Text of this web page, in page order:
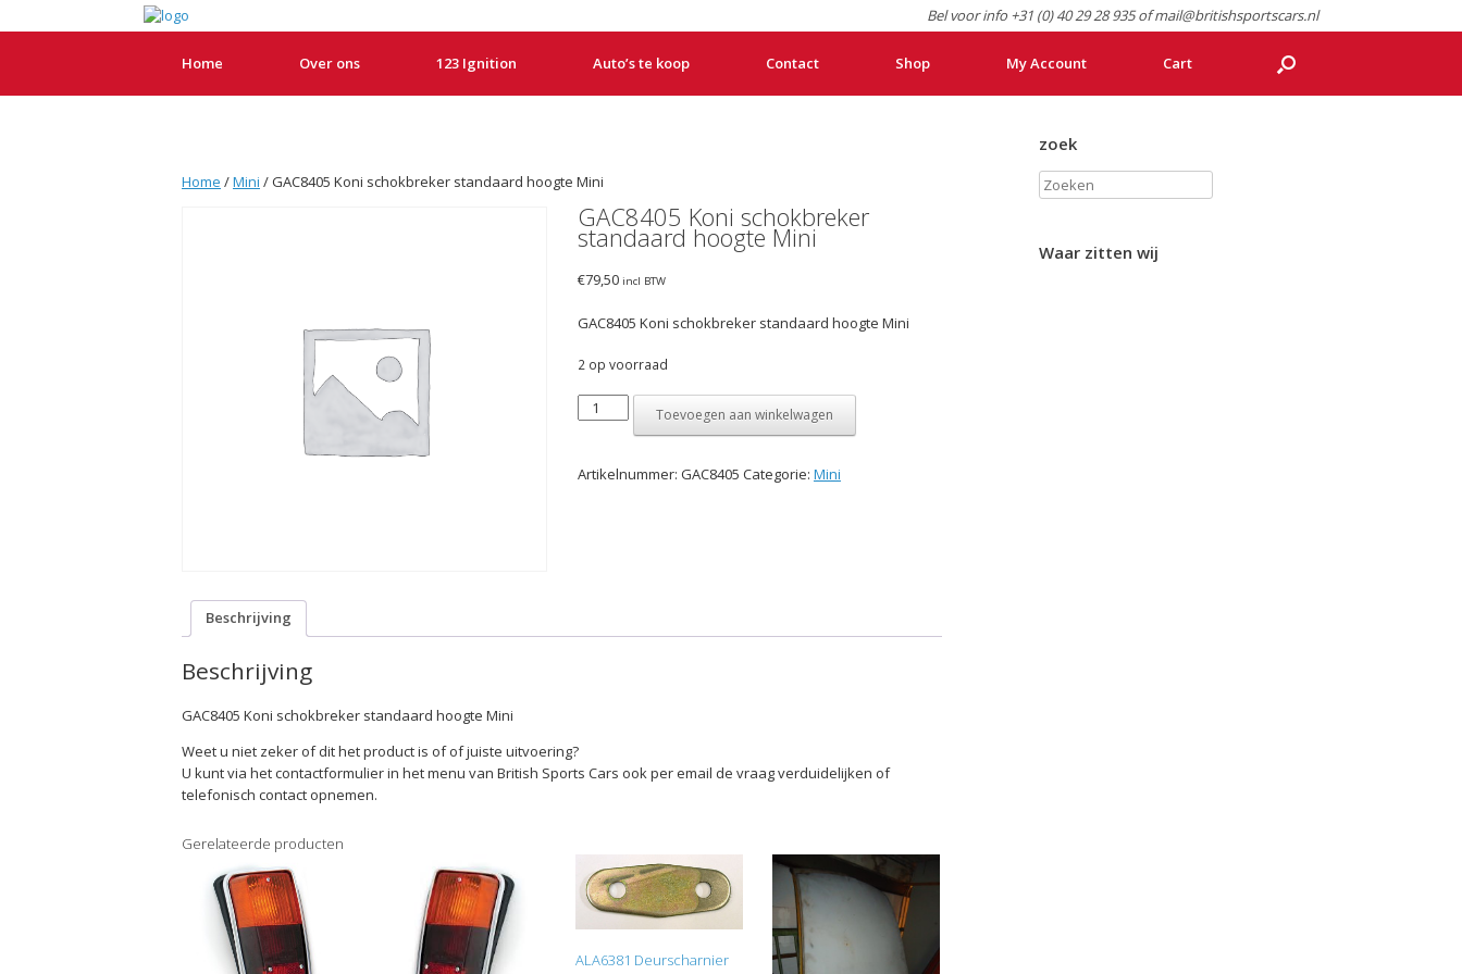
Bel voor info +31 (0) 40 29 28 935 of mail@britishsportscars.nl
Home Over ons 123 Ignition Auto’s te koop Contact Shop My Account Cart
Home /Mini / GAC8405 Koni schokbreker standaard hoogte Mini
GAC8405 Koni schokbreker
standaard hoogte Mini
€79,50 incl BTW
GAC8405 Koni schokbreker standaard hoogte Mini
2 op voorraad
GAC8405
Koni
standaard
hoogte
Toevoegen aan winkelwagen
Artikelnummer: GAC8405 Categorie: Mini
Beschrijving
Beschrijving
GAC8405 Koni schokbreker standaard hoogte Mini
Weet u niet zeker of dit het product is of of juiste uitvoering?
U kunt via het contactformulier in het menu van British Sports Cars ook per email de vraag verduidelijken of
telefonisch contact opnemen.
Gerelateerde producten
ALA6381 Deurscharnier
zoek
Zoeken
Waar zitten wij